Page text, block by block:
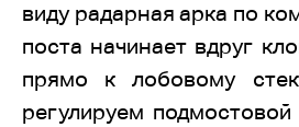
виду радарная арка по
поста начинает вдруг
прямо к лобовому
регулируем подмостовой